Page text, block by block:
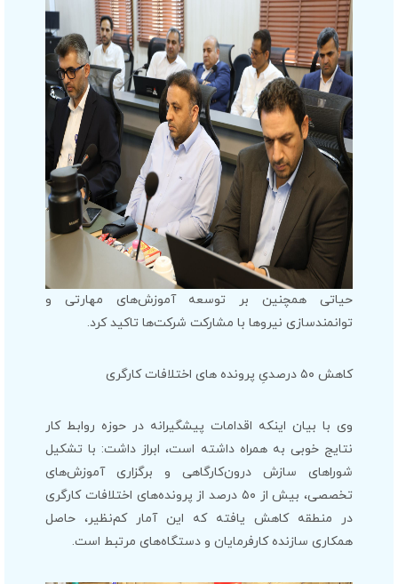
حیاتی همچنین بر توسعه آموزش‌های مهارتی و
توانمندسازی نیروها با مشارکت شرکت‌ها تاکید کرد.
کاهش ۵۰ درصدیِ پرونده های اختلافات کارگری
وی با بیان اینکه اقدامات پیشگیرانه در حوزه روابط کار
نتایج خوبی به همراه داشته است، ابراز داشت: با تشکیل
شوراهای سازش درون‌کارگاهی و برگزاری آموزش‌های
تخصصی، بیش از ۵۰ درصد از پرونده‌های اختلافات کارگری
در منطقه کاهش یافته که این آمار کم‌نظیر، حاصل
همکاری سازنده کارفرمایان و دستگاه‌های مرتبط است.